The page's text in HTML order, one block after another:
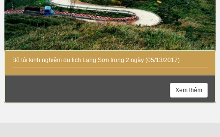
Bỏ túi kinh nghiệm du lịch Lạng Sơn trong 2 ngày (05/13/2017)
Xem thêm